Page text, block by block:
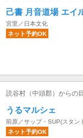
己書 月音道場 エイ
宮里／日本文化
ネット予約OK
読谷村（中頭郡）からの
うるマルシェ
前原／サップ・SUP(スタン
ネット予約OK